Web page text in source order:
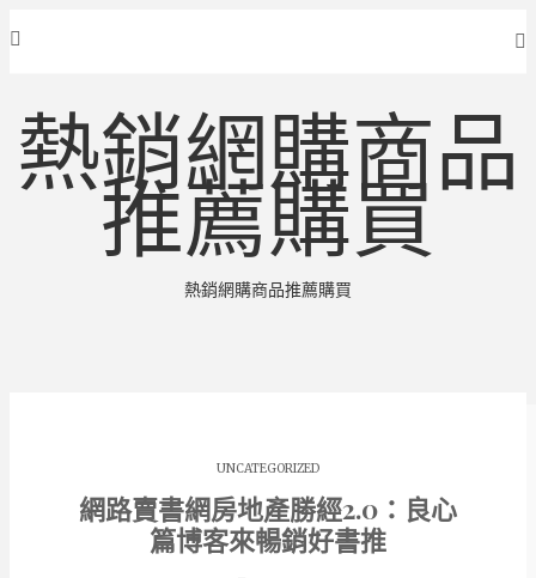
熱銷網購商品
推薦購買
熱銷網購商品推薦購買
UNCATEGORIZED
網路賣書網房地產勝經2.0：良心
篇博客來暢銷好書推